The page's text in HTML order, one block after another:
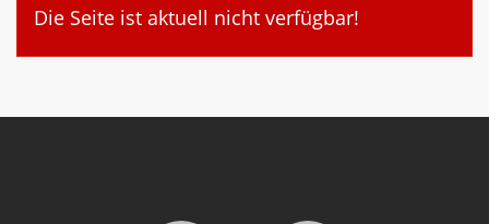
Die Seite ist aktuell nicht verfügbar!